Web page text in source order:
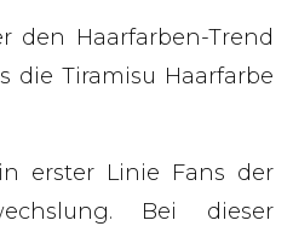
Haarfarben-Trend
die Tiramisu Haarfarbe
erster Linie Fans der
Bei dieser